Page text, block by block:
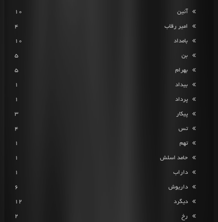
آئین 10
امیر رقاب 4
بامداد 10
بن 5
بهرام 5
بیداد 1
پرداد 1
پیکار 3
تس 4
تهم 1
حامد اسلش 1
داراب 1
داریوش 6
دیگرد 12
رخ 2